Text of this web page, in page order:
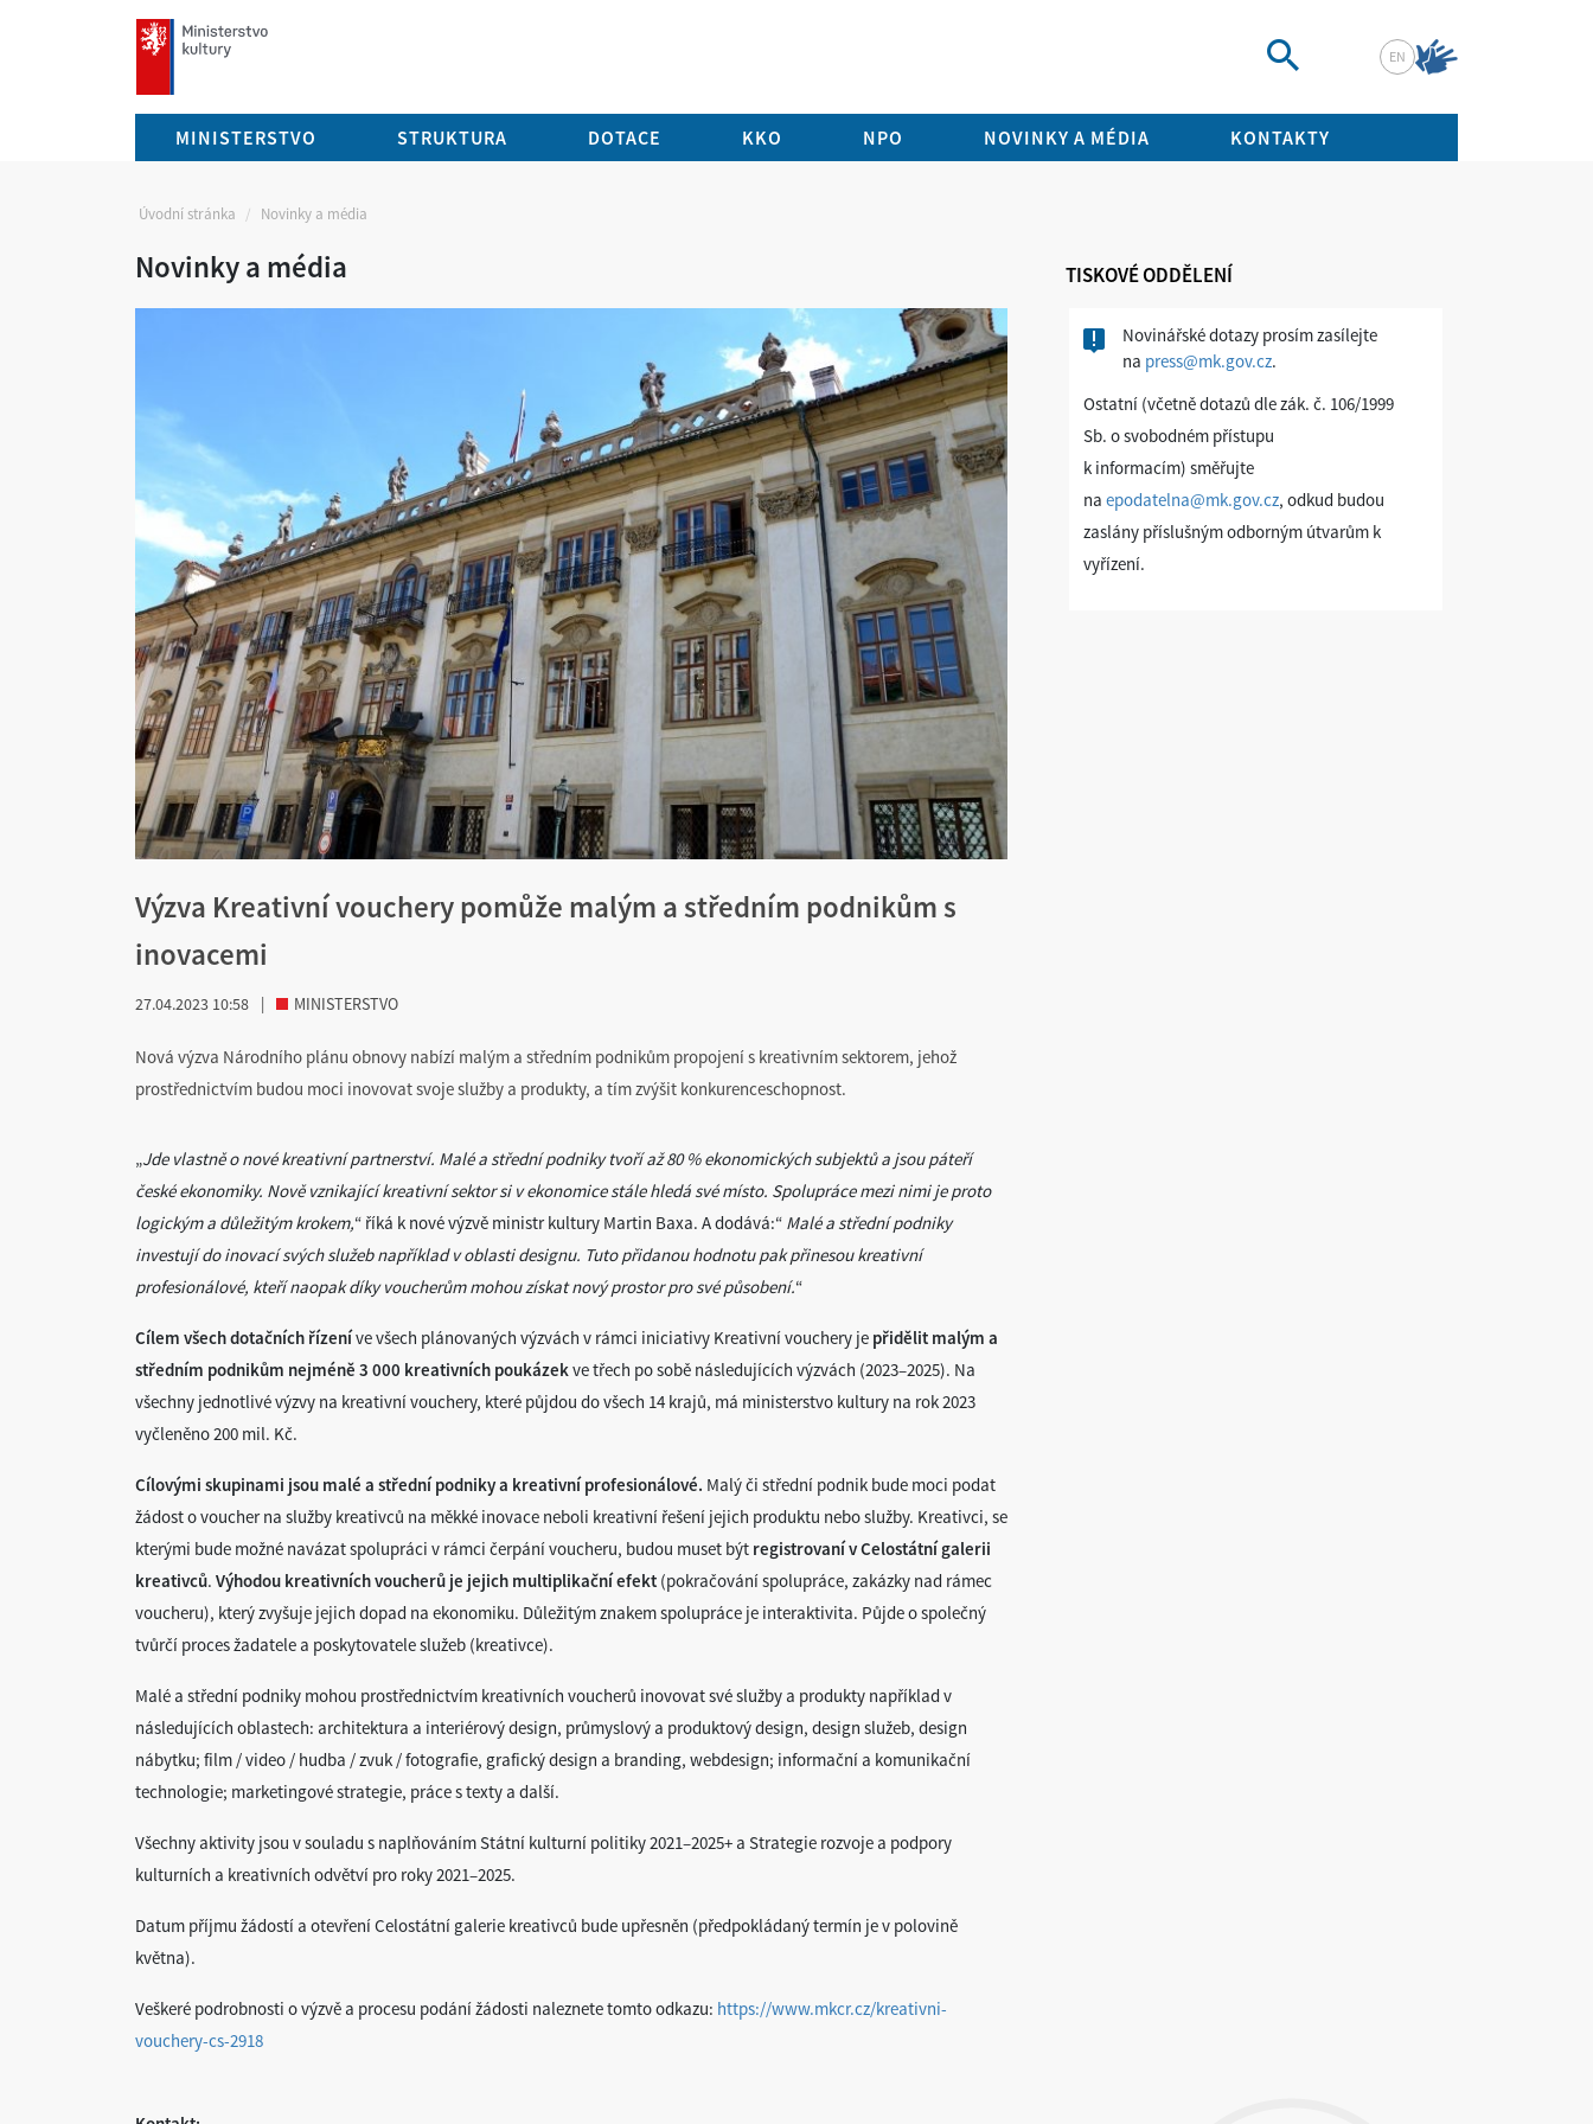
mkcr.cz
EN
MINISTERSTVO STRUKTURA DOTACE KKO NPO NOVINKY A MÉDIA KONTAKTY
Úvodní stránka Novinky a média
Novinky a média
Výzva Kreativní vouchery pomůže malým a středním podnikům s
inovacemi
27.04.2023 10:58 | MINISTERSTVO
Nová výzva Národního plánu obnovy nabízí malým a středním podnikům propojení s kreativním sektorem, jehož
prostřednictvím budou moci inovovat svoje služby a produkty, a tím zvýšit konkurenceschopnost.
„Jde vlastně o nové kreativní partnerství. Malé a střední podniky tvoří až 80 % ekonomických subjektů a jsou páteří
české ekonomiky. Nově vznikající kreativní sektor si v ekonomice stále hledá své místo. Spolupráce mezi nimi je proto
logickým a důležitým krokem,“ říká k nové výzvě ministr kultury Martin Baxa. A dodává:“ Malé a střední podniky
investují do inovací svých služeb například v oblasti designu. Tuto přidanou hodnotu pak přinesou kreativní
profesionálové, kteří naopak díky voucherům mohou získat nový prostor pro své působení.“
Cílem všech dotačních řízeníve všech plánovaných výzvách v rámci iniciativy Kreativní vouchery je přidělit malým a
středním podnikům nejméně 3 000 kreativních poukázekve třech po sobě následujících výzvách (2023–2025). Na
všechny jednotlivé výzvy na kreativní vouchery, které půjdou do všech 14 krajů, má ministerstvo kultury na rok 2023
vyčleněno 200 mil. Kč.
Cílovými skupinami jsou malé a střední podniky a kreativní profesionálové. Malý či střední podnik bude moci podat
žádost o voucher na služby kreativců na měkké inovace neboli kreativní řešení jejich produktu nebo služby. Kreativci, se
kterými bude možné navázat spolupráci v rámci čerpání voucheru, budou muset být registrovaní v Celostátní galerii
kreativců. Výhodou kreativních voucherů je jejich multiplikační efekt (pokračování spolupráce, zakázky nad rámec
voucheru), který zvyšuje jejich dopad na ekonomiku. Důležitým znakem spolupráce je interaktivita. Půjde o společný
tvůrčí proces žadatele a poskytovatele služeb (kreativce).
Malé a střední podniky mohou prostřednictvím kreativních voucherů inovovat své služby a produkty například v
následujících oblastech: architektura a interiérový design, průmyslový a produktový design, design služeb, design
nábytku; film / video / hudba / zvuk / fotografie, grafický design a branding, webdesign; informační a komunikační
technologie; marketingové strategie, práce s texty a další.
Všechny aktivity jsou v souladu s naplňováním Státní kulturní politiky 2021–2025+ a Strategie rozvoje a podpory
kulturních a kreativních odvětví pro roky 2021–2025.
Datum příjmu žádostí a otevření Celostátní galerie kreativců bude upřesněn (předpokládaný termín je v polovině
května).
Veškeré podrobnosti o výzvě a procesu podání žádosti naleznete tomto odkazu: https://www.mkcr.cz/kreativni-
vouchery-cs-2918
TISKOVÉ ODDĚLENÍ
Novinářské dotazy prosím zasílejte
na press@mk.gov.cz.
Ostatní (včetně dotazů dle zák. č. 106/1999
Sb. o svobodném přístupu
k informacím) směřujte
na epodatelna@mk.gov.cz, odkud budou
zaslány příslušným odborným útvarům k
vyřízení.